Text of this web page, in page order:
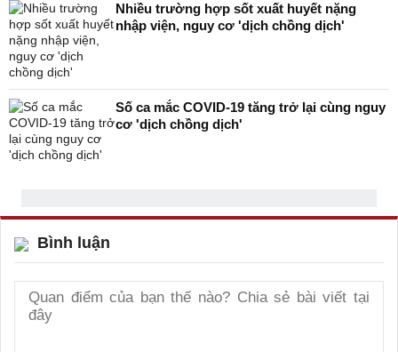
Nhiều trường hợp sốt xuất huyết nặng
nhập viện, nguy cơ 'dịch chồng dịch'
Số ca mắc COVID-19 tăng trở lại cùng nguy
cơ 'dịch chồng dịch'
Bình luận